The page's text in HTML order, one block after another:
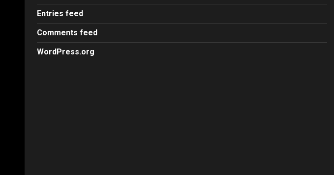
Entries feed
Comments feed
WordPress.org